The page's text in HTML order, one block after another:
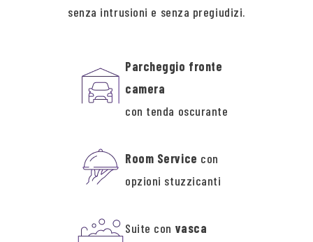
senza intrusioni e senza pregiudizi.
Parcheggio fronte
camera
con tenda oscurante
Room Service con
opzioni stuzzicanti
Suite con vasca